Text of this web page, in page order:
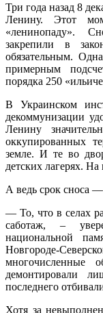
Три года назад 8
Ленину. Этот
«ленинопаду».
закрепили в
обязательным.
примерным
порядка 250
В Украинском
декоммунизации
Ленину
оккупированных
земле. И те во
детских лагерях.
А ведь срок сноса
— То, что в селах
саботаж, –
национальной
Новгороде-
многочисленные
демонтировали
последнего
Хотя за